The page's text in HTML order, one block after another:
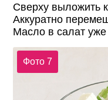
Сверху выложить
Аккуратно
Масло в салат
Фото 7